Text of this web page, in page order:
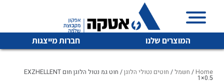
המוצרים שלנו חברות מייצגות
Home
/ חשמל / חוטים נטולי הלוגן / חוט גמ נטול הלוגן חום EXZHELLENT
1×0.5